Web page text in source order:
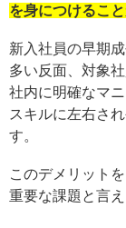
を身につけるこ
新入社員の早期
多い反面、対象
社内に明確なマ
スキルに左右さ
す。
このデメリット
重要な課題と言え